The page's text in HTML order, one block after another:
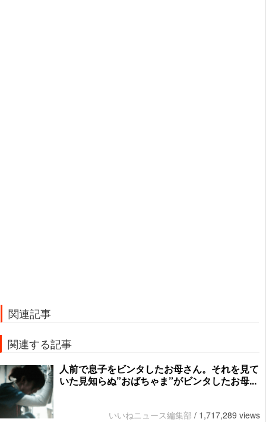
関連記事
関連する記事
人前で息子をビンタしたお母さん。それを見て
いた見知らぬ”おばちゃま”がビンタしたお母...
いいねニュース編集部 / 1,717,289 views